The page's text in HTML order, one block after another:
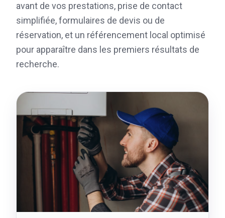
avant de vos prestations, prise de contact
simplifiée, formulaires de devis ou de
réservation, et un référencement local optimisé
pour apparaître dans les premiers résultats de
recherche.